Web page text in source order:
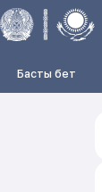
Басты бет